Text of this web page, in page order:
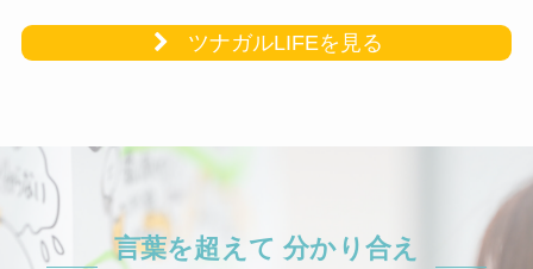
ツナガルLIFEを見る
言葉を超えて 分かり合え